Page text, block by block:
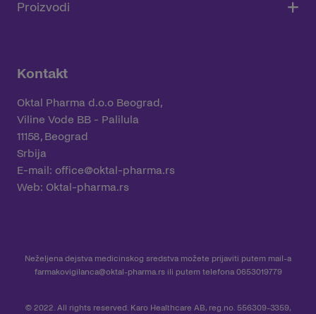
Proizvodi
Kontakt
Oktal Pharma d.o.o Beograd,
Viline Vode BB - Palilula
11158, Beograd
Srbija
E-mail: office@oktal-pharma.rs
Web: Oktal-pharma.rs
Neželjena dejstva medicinskog sredstva možete prijaviti putem mail-a
farmakovigilanca@oktal-pharma.rsili putem telefona 0653019779
© 2022. All rights reserved. Karo Healthcare AB, reg.no. 556309-3359,